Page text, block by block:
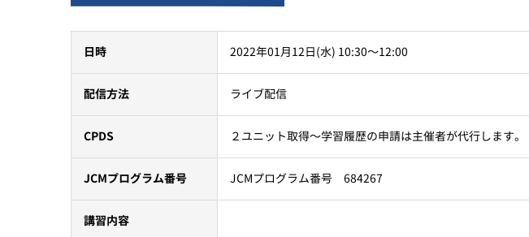
日時 2022年01月12日(水) 10:30〜12:00
配信方法 ライブ配信
CPDS ２ユニット取得～学習履歴の申請は主催者が代行します。
JCMプログラム番号 JCMプログラム番号 684267
講習内容